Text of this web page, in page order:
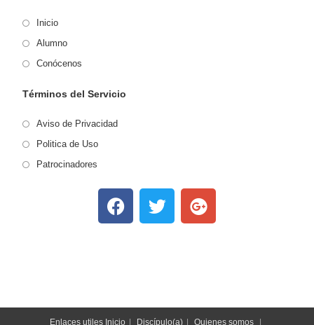
Inicio
Alumno
Conócenos
Términos del Servicio
Aviso de Privacidad
Politica de Uso
Patrocinadores
Enlaces utiles Inicio Discípulo(a) Quienes somos